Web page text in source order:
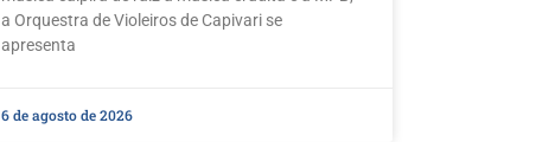
a Orquestra de Violeiros de Capivari se
apresenta
6 de agosto de 2026